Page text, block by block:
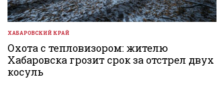
ОПУБЛИКОВАНО
В
ХАБАРОВСКИЙ КРАЙ
Охота с тепловизором: жителю
Хабаровска грозит срок за отстрел двух
косуль